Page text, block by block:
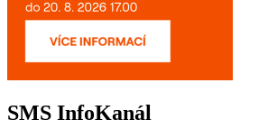
SMS InfoKanál